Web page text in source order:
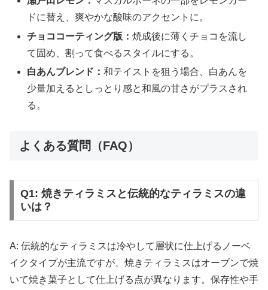
ドに替え、爽やかな酸味のアクセントに。
チョココーティング版：焼成後に薄くチョコを流し
て固め、割って食べるスタイルにする。
白あんブレンド：和テイストを狙う場合、白あんを
少量加えるとしっとり感と和風の甘さがプラスされ
る。
よくある質問（FAQ）
Q1: 焼きティラミスと伝統的なティラミスの違
いは？
A: 伝統的なティラミスは冷やして層状に仕上げるノーベ
イクタイプが主流ですが、焼きティラミスはオーブンで焼
いて焼き菓子として仕上げる点が異なります。保存性や手